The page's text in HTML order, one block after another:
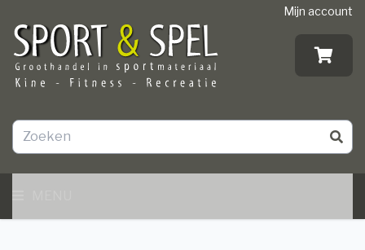
Mijn account